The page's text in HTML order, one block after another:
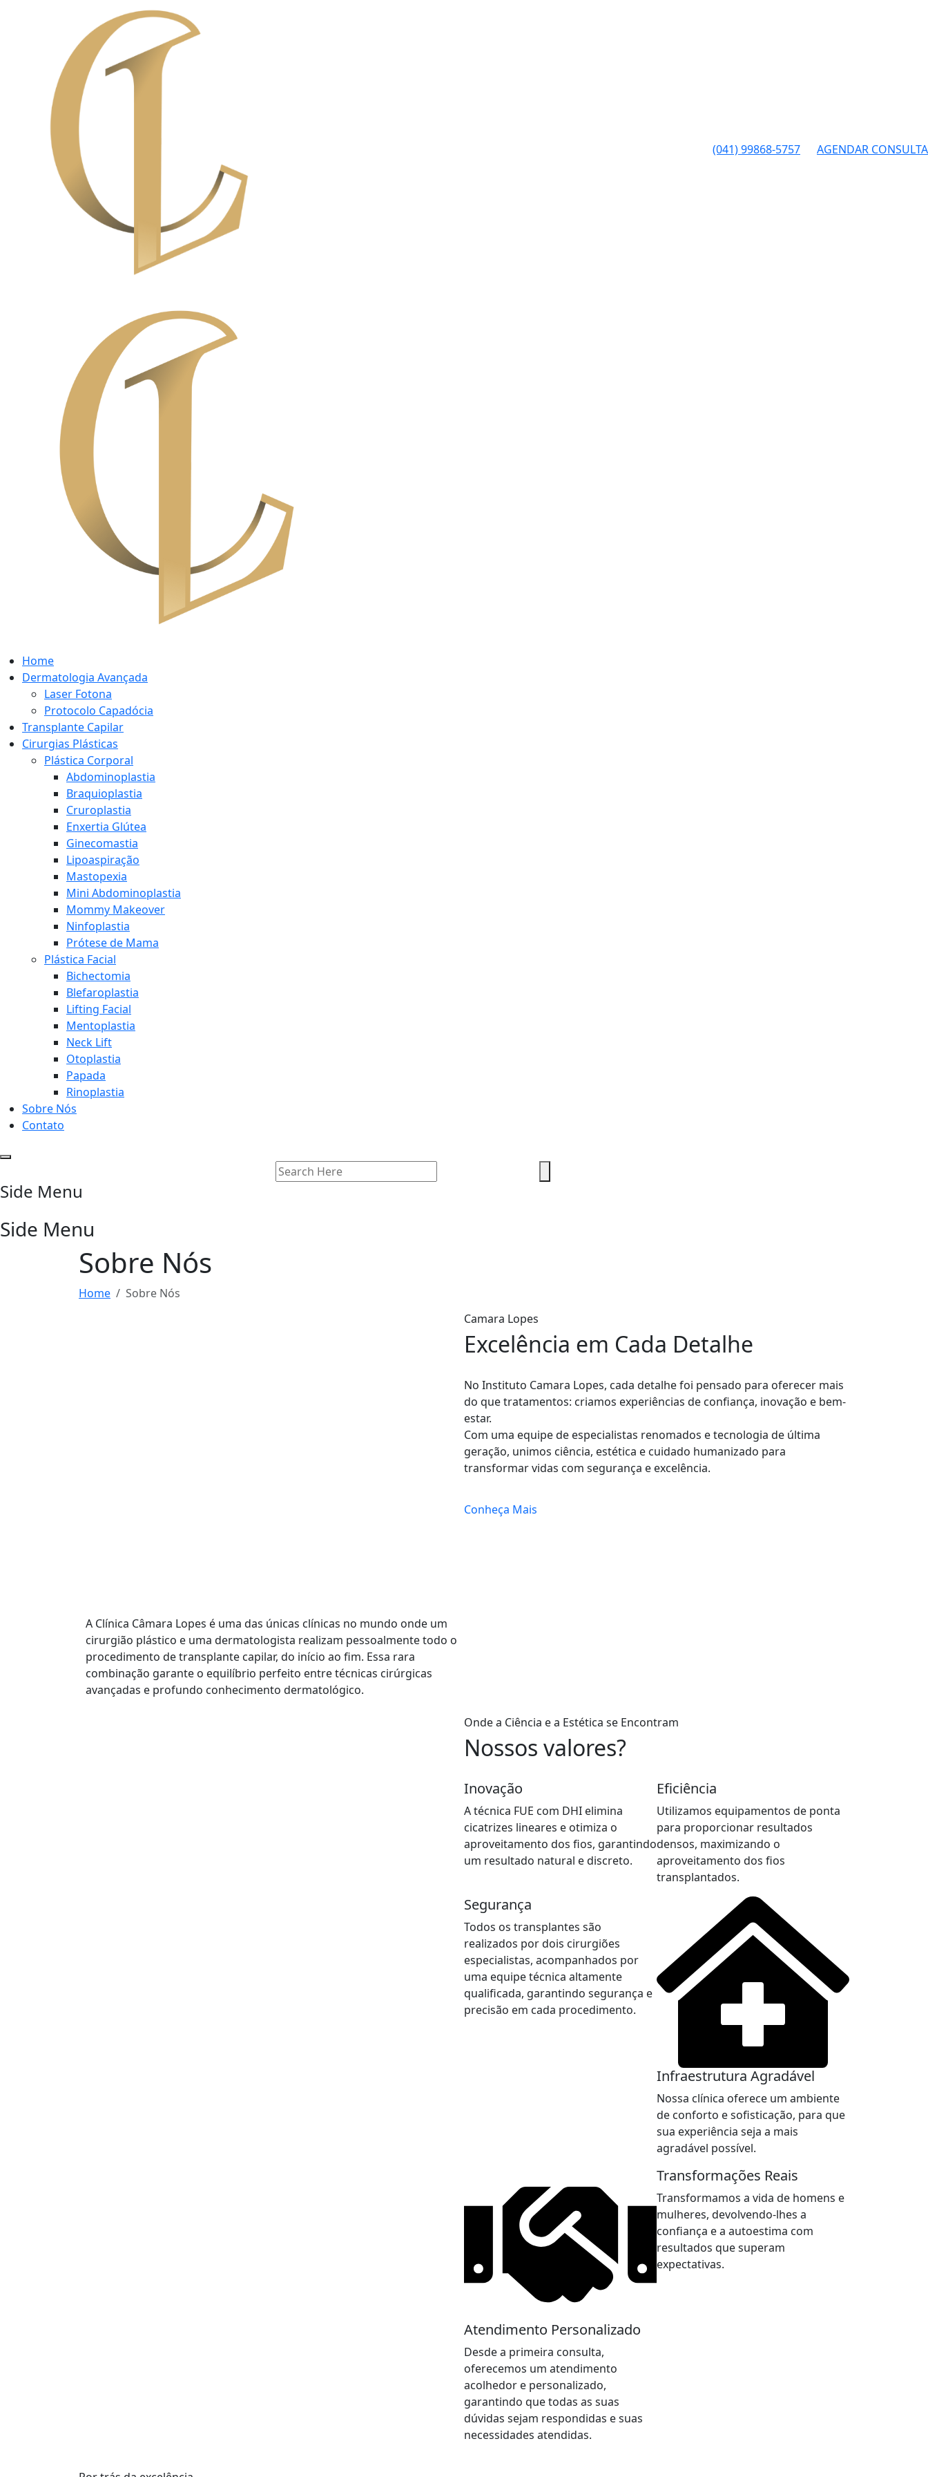
(041) 99868-5757 AGENDAR CONSULTA
Home
Dermatologia Avançada
Laser Fotona
Protocolo Capadócia
Transplante Capilar
Cirurgias Plásticas
Plástica Corporal
Abdominoplastia
Braquioplastia
Cruroplastia
Enxertia Glútea
Ginecomastia
Lipoaspiração
Mastopexia
Mini Abdominoplastia
Mommy Makeover
Ninfoplastia
Prótese de Mama
Plástica Facial
Bichectomia
Blefaroplastia
Lifting Facial
Mentoplastia
Neck Lift
Otoplastia
Papada
Rinoplastia
Sobre Nós
Contato
Side Menu
Side Menu
Sobre Nós
Home
Sobre Nós
Camara Lopes
Excelência em Cada Detalhe
No Instituto Camara Lopes, cada detalhe foi pensado para oferecer mais
do que tratamentos: criamos experiências de confiança, inovação e bem-
estar.
Com uma equipe de especialistas renomados e tecnologia de última
geração, unimos ciência, estética e cuidado humanizado para
transformar vidas com segurança e excelência.
Conheça Mais
A Clínica Câmara Lopes é uma das únicas clínicas no mundo onde um
cirurgião plástico e uma dermatologista realizam pessoalmente todo o
procedimento de transplante capilar, do início ao fim. Essa rara
combinação garante o equilíbrio perfeito entre técnicas cirúrgicas
avançadas e profundo conhecimento dermatológico.
Onde a Ciência e a Estética se Encontram
Nossos valores?
Inovação
A técnica FUE com DHI elimina
cicatrizes lineares e otimiza o
aproveitamento dos fios, garantindo
um resultado natural e discreto.
Eficiência
Utilizamos equipamentos de ponta
para proporcionar resultados
densos, maximizando o
aproveitamento dos fios
transplantados.
Segurança
Todos os transplantes são
realizados por dois cirurgiões
especialistas, acompanhados por
uma equipe técnica altamente
qualificada, garantindo segurança e
precisão em cada procedimento.
Infraestrutura Agradável
Nossa clínica oferece um ambiente
de conforto e sofisticação, para que
sua experiência seja a mais
agradável possível.
Atendimento Personalizado
Desde a primeira consulta,
oferecemos um atendimento
acolhedor e personalizado,
garantindo que todas as suas
dúvidas sejam respondidas e suas
necessidades atendidas.
Transformações Reais
Transformamos a vida de homens e
mulheres, devolvendo-lhes a
confiança e a autoestima com
resultados que superam
expectativas.